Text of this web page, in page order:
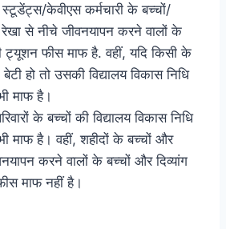
केवीएस कर्मचारी के बच्चों/
रेखा से नीचे जीवनयापन करने वालों के
ट्यूशन फीस माफ है. वहीं, यदि किसी के
हो तो उसकी विद्यालय विकास निधि
माफ है।
के बच्चों की विद्यालय विकास निधि
माफ है। वहीं, शहीदों के बच्चों और
करने वालों के बच्चों और दिव्यांग
माफ नहीं है।